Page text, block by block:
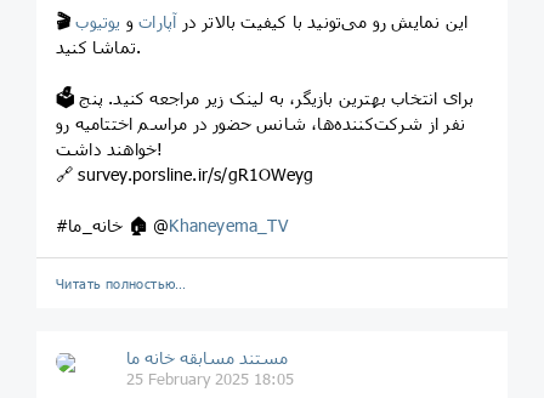
🎬 این نمایش رو می‌تونید با کیفیت بالاتر درآپاراتو یوتیوب
تماشا کنید.
🗳 برای انتخاب بهترین بازیگر، به لینک زیر مراجعه کنید. پنج
نفر از شرکت‌کننده‌ها، شانس حضور در مراسم اختتامیه رو
خواهند داشت!
🔗 survey.porsline.ir/s/gR1OWeyg
🏠 @Khaneyema_TV
Читать полностью…
مستند مسابقه خانه ما
25 February 2025 18:05